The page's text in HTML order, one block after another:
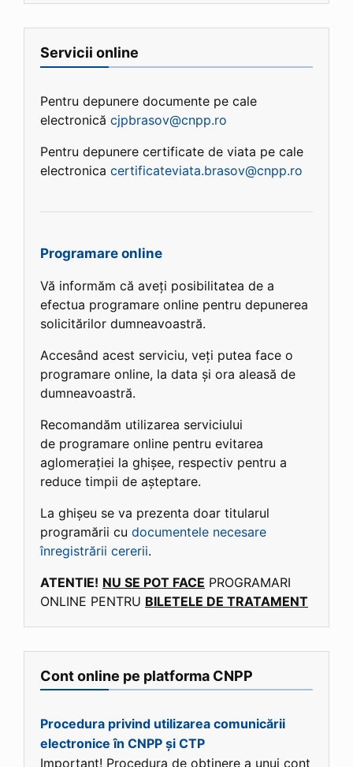
Servicii online
Pentru depunere documente pe cale
electronică cjpbrasov@cnpp.ro
Pentru depunere certificate de viata pe cale
electronica certificateviata.brasov@cnpp.ro
Programare online
Vă informăm că aveți posibilitatea de a
efectua programare online pentru depunerea
solicitărilor dumneavoastră.
Accesând acest serviciu, veți putea face o
programare online, la data și ora aleasă de
dumneavoastră.
Recomandăm utilizarea serviciului
de programare online pentru evitarea
aglomerației la ghișee, respectiv pentru a
reduce timpii de așteptare.
La ghișeu se va prezenta doar titularul
programării cu documentele necesare
înregistrării cererii.
ATENTIE! NU SE POT FACE PROGRAMARI
ONLINE PENTRU BILETELE DE TRATAMENT
Cont online pe platforma CNPP
Procedura privind utilizarea comunicării
electronice în CNPP și CTP
Important! Procedura de obținere a unui cont